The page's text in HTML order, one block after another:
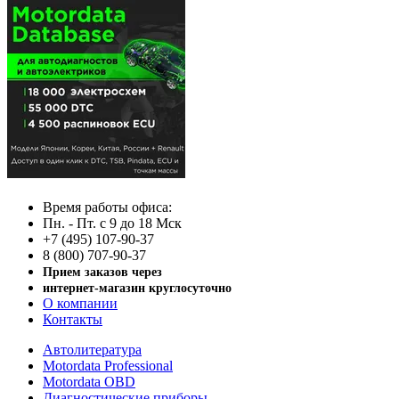
Время работы офиса:
Пн. - Пт. с 9 до 18 Мск
+7 (495) 107-90-37
8 (800) 707-90-37
Прием заказов через
интернет-магазин круглосуточно
О компании
Контакты
Автолитература
Motordata Professional
Motordata OBD